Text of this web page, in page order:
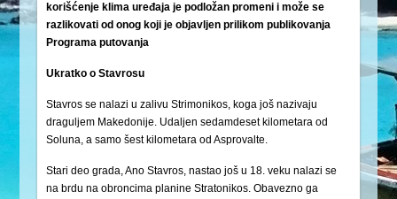
korišćenje klima uređaja je podložan promeni i može se
razlikovati od onog koji je objavljen prilikom publikovanja
Programa putovanja
Ukratko o Stavrosu
Stavros se nalazi u zalivu Strimonikos, koga još nazivaju
draguljem Makedonije. Udaljen sedamdeset kilometara od
Soluna, a samo šest kilometara od Asprovalte.
Stari deo grada, Ano Stavros, nastao još u 18. veku nalazi se
na brdu na obroncima planine Stratonikos. Obavezno ga